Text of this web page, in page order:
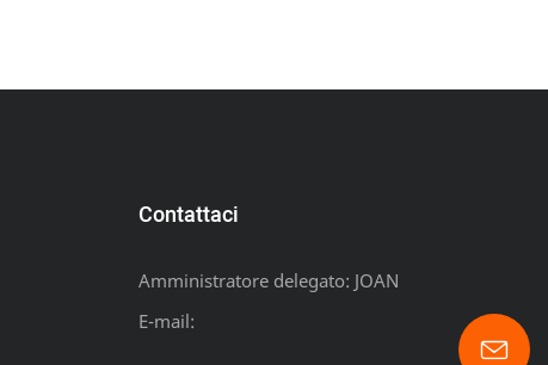
Contattaci
Amministratore delegato: JOAN
E-mail: